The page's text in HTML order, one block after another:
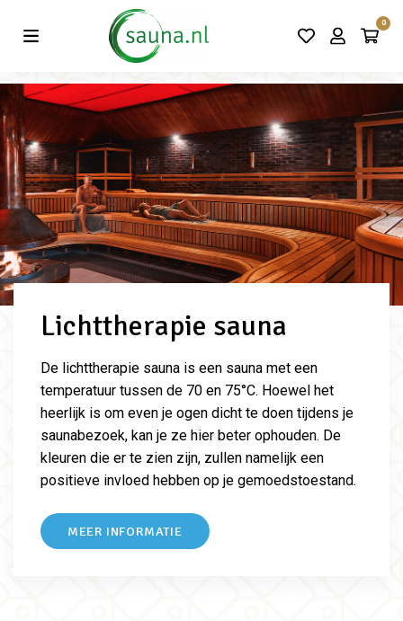
0
Vind de beste acties in één klik!
Lichttherapie sauna
De lichttherapie sauna is een sauna met een
temperatuur tussen de 70 en 75°C. Hoewel het
heerlijk is om even je ogen dicht te doen tijdens je
saunabezoek, kan je ze hier beter ophouden. De
kleuren die er te zien zijn, zullen namelijk een
positieve invloed hebben op je gemoedstoestand.
MEER INFORMATIE